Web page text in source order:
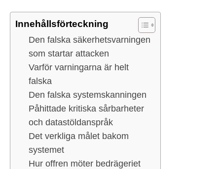
Innehållsförteckning
Den falska säkerhetsvarningen
som startar attacken
Varför varningarna är helt
falska
Den falska systemskanningen
Påhittade kritiska sårbarheter
och datastöldanspråk
Det verkliga målet bakom
systemet
Hur offren möter bedrägeriet